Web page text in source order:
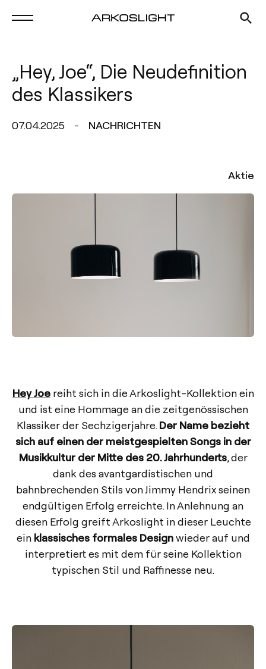
„Hey, Joe“, Die Neudefinition
des Klassikers
07.04.2025 NACHRICHTEN
Aktie
Hey Joereiht sich in die Arkoslight-Kollektion ein
und ist eine Hommage an die zeitgenössischen
Klassiker der Sechzigerjahre. Der Name bezieht
sich auf einen der meistgespielten Songs in der
Musikkultur der Mitte des 20. Jahrhunderts, der
dank des avantgardistischen und
bahnbrechenden Stils von Jimmy Hendrix seinen
endgültigen Erfolg erreichte. In Anlehnung an
diesen Erfolg greift Arkoslight in dieser Leuchte
ein klassisches formales Designwieder auf und
interpretiert es mit dem für seine Kollektion
typischen Stil und Raffinesse neu.